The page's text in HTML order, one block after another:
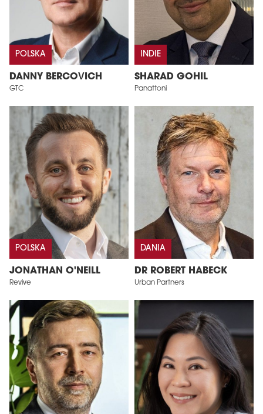
POLSKA
DANNY BERCOVICH
GTC
INDIE
SHARAD GOHIL
Panattoni
POLSKA
JONATHAN O'NEILL
Revive
DANIA
DR ROBERT HABECK
Urban Partners